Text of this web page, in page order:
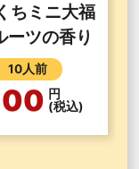
ちミニ大福
ーツの香り
10人前
円
(税込)